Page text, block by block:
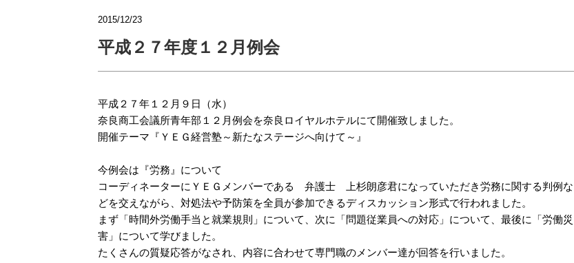
2015/12/23
平成２７年度１２月例会
平成２７年１２月９日（水）
奈良商工会議所青年部１２月例会を奈良ロイヤルホテルにて開催致しました。
開催テーマ『ＹＥＧ経営塾～新たなステージへ向けて～』
今例会は『労務』について
コーディネーターにＹＥＧメンバーである 弁護士 上杉朗彦君になっていただき労務に関する判例な
どを交えながら、対処法や予防策を全員が参加できるディスカッション形式で行われました。
まず「時間外労働手当と就業規則」について、次に「問題従業員への対応」について、最後に「労働災
害」について学びました。
たくさんの質疑応答がなされ、内容に合わせて専門職のメンバー達が回答を行いました。